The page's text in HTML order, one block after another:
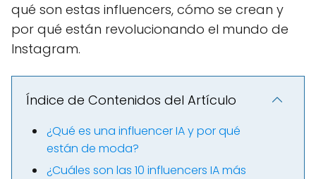
qué son estas influencers, cómo se crean y
por qué están revolucionando el mundo de
Instagram.
Índice de Contenidos del Artículo
¿Qué es una influencer IA y por qué
están de moda?
¿Cuáles son las 10 influencers IA más